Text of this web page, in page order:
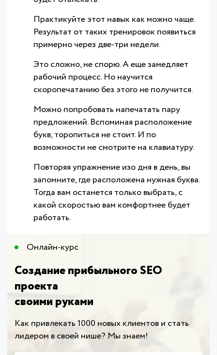
Практикуйте этот навык как можно чаще.
Результат от таких тренировок появиться
примерно через две-три недели.
Это сложно, не спорю. А еще замедляет
рабочий процесс. Но научится
скоропечатанию без этого не получится.
Можно попробовать напечатать пару
предложений. Вспоминая расположение
букв, торопиться не стоит. И по
возможности не смотрите на клавиатуру.
Повторяя упражнение изо дня в день, вы
запомните, где расположена нужная буква.
Тогда вам останется только выбрать, с
какой скоростью вам комфортнее будет
работать.
Онлайн-курс​
Создание прибыльного SEO
проекта
своими руками
Как привлекать 1000 новых клиентов и стать
лидером в своей нише? Мы знаем!